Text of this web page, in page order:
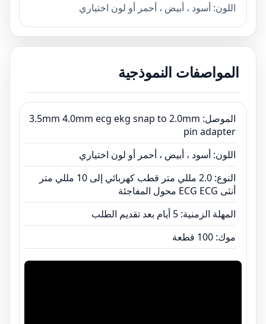
اللون: أسود ، أبيض ، أحمر أو لون اختياري
النوع: 2.0 مللي متر قطب كهربائي إلى 10 مللي متر
أنثى ECG ECG محول المفاجئة
موك: 100 قطعة
المواصفات النموذجية
الموصل: 3.5mm 4.0mm ecg ekg snap to 2.0mm
pin adapter
اللون: أسود ، أبيض ، أحمر أو لون اختياري
النوع: 2.0 مللي متر قطب كهربائي إلى 10 مللي متر
أنثى ECG ECG محول المفاجئة
المهلة الزمنية: 5 أيام بعد تقديم الطلب
موك: 100 قطعة